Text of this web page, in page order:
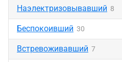
Наэлектризовывавший 8
Беспокоивший 30
Встревоживавший 7